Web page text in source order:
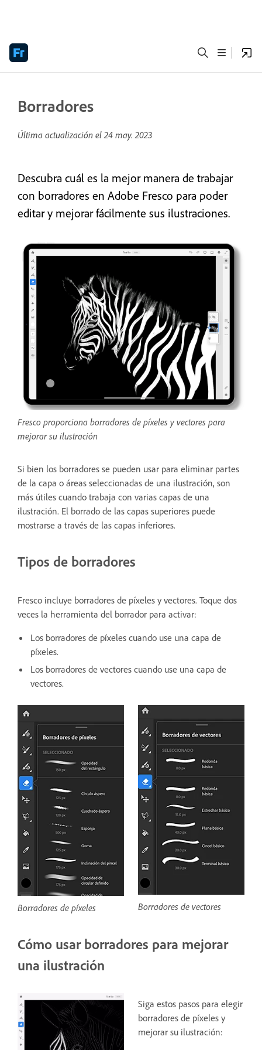
Borradores
Última actualización el24 may. 2023
Descubra cuál es la mejor manera de trabajar
con borradores en Adobe Fresco para poder
editar y mejorar fácilmente sus ilustraciones.
Fresco proporciona borradores de píxeles y vectores para
mejorar su ilustración
Si bien los borradores se pueden usar para eliminar partes
de la capa o áreas seleccionadas de una ilustración, son
más útiles cuando trabaja con varias capas de una
ilustración. El borrado de las capas superiores puede
mostrarse a través de las capas inferiores.
Tipos de borradores
Fresco incluye borradores de píxeles y vectores. Toque dos
veces la herramienta del borrador para activar:
Los borradores de píxeles cuando use una capa de
píxeles.
Los borradores de vectores cuando use una capa de
vectores.
Borradores de píxeles Borradores de vectores
Cómo usar borradores para mejorar
una ilustración
Siga estos pasos para elegir
borradores de píxeles y
mejorar su ilustración: